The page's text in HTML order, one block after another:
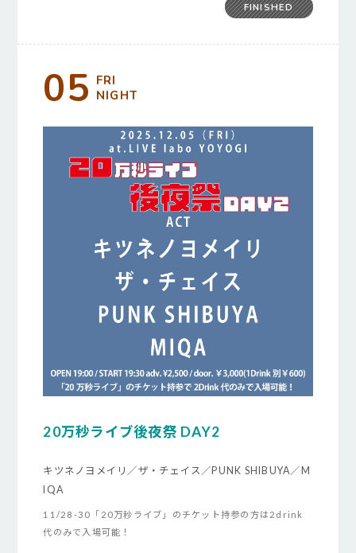
FINISHED
05 FRI
NIGHT
20万秒ライブ後夜祭 DAY2
キツネノヨメイリ／ザ・チェイス／PUNK SHIBUYA／M
IQA
11/28-30「20万秒ライブ」のチケット持参の方は2drink
代のみで入場可能！